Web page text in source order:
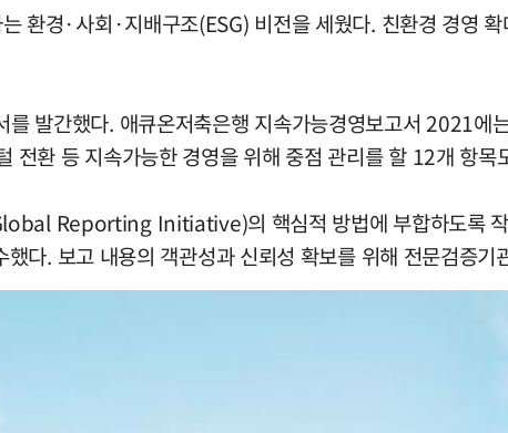
환경·사회·지배구조(ESG) 비전을 세웠다. 친환경 경영
를 발간했다. 애큐온저축은행 지속가능경영보고서 2021
전환 등 지속가능한 경영을 위해 중점 관리를 할 12개 항목
Reporting Initiative)의 핵심적 방법에 부합하도록
다. 보고 내용의 객관성과 신뢰성 확보를 위해 전문검증기